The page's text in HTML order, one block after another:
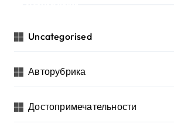
Uncategorised
Авторубрика
Достопримечательности